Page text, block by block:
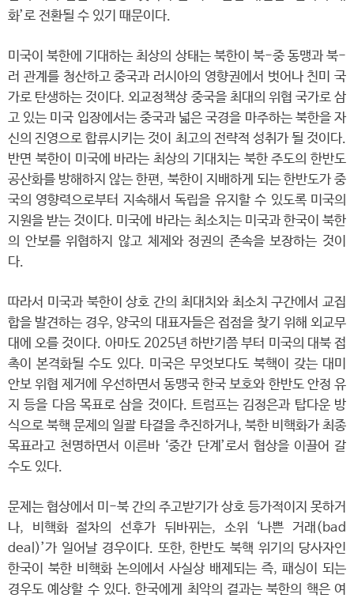
화’로 전환될 수 있기 때문이다.
미국이 북한에 기대하는 최상의 상태는 북한이 북-중 동맹과 북-
러 관계를 청산하고 중국과 러시아의 영향권에서 벗어나 친미 국
가로 탄생하는 것이다. 외교정책상 중국을 최대의 위협 국가로 삼
고 있는 미국 입장에서는 중국과 넓은 국경을 마주하는 북한을 자
신의 진영으로 합류시키는 것이 최고의 전략적 성취가 될 것이다.
반면 북한이 미국에 바라는 최상의 기대치는 북한 주도의 한반도
공산화를 방해하지 않는 한편, 북한이 지배하게 되는 한반도가 중
국의 영향력으로부터 지속해서 독립을 유지할 수 있도록 미국의
지원을 받는 것이다. 미국에 바라는 최소치는 미국과 한국이 북한
의 안보를 위협하지 않고 체제와 정권의 존속을 보장하는 것이
다.
따라서 미국과 북한이 상호 간의 최대치와 최소치 구간에서 교집
합을 발견하는 경우, 양국의 대표자들은 접점을 찾기 위해 외교무
대에 오를 것이다. 아마도 2025년 하반기쯤 부터 미국의 대북 접
촉이 본격화될 수도 있다. 미국은 무엇보다도 북핵이 갖는 대미
안보 위협 제거에 우선하면서 동맹국 한국 보호와 한반도 안정 유
지 등을 다음 목표로 삼을 것이다. 트럼프는 김정은과 탑다운 방
식으로 북핵 문제의 일괄 타결을 추진하거나, 북한 비핵화가 최종
목표라고 천명하면서 이른바 ‘중간 단계’로서 협상을 이끌어 갈
수도 있다.
문제는 협상에서 미-북 간의 주고받기가 상호 등가적이지 못하거
나, 비핵화 절차의 선후가 뒤바뀌는, 소위 ‘나쁜 거래(bad
deal)’가 일어날 경우이다. 또한, 한반도 북핵 위기의 당사자인
한국이 북한 비핵화 논의에서 사실상 배제되는 즉, 패싱이 되는
경우도 예상할 수 있다. 한국에게 최악의 결과는 북한의 핵은 여